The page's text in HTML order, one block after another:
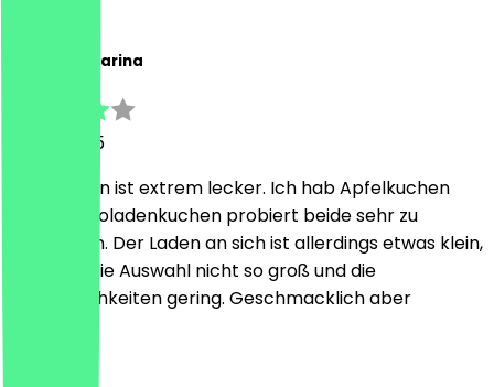
Emilia Catharina
8 July 2025
Der Kuchen ist extrem lecker. Ich hab Apfelkuchen
und Schokoladenkuchen probiert beide sehr zu
empfehlen. Der Laden an sich ist allerdings etwas klein,
daher ist die Auswahl nicht so groß und die
Sitzmöglichkeiten gering. Geschmacklich aber